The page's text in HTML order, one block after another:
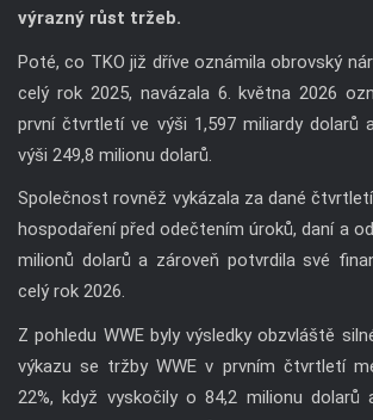
výrazný růst tržeb.
Poté, co TKO již dříve oznámila obrovský
celý rok 2025, navázala 6. května 2026
první čtvrtletí ve výši 1,597 miliardy dolarů
výši 249,8 milionu dolarů.
Společnost rovněž vykázala za dané
hospodaření před odečtením úroků, daní a
milionů dolarů a zároveň potvrdila své
celý rok 2026.
Z pohledu WWE byly výsledky obzvláště
výkazu se tržby WWE v prvním čtvrtletí
22%, když vyskočily o 84,2 milionu dolarů